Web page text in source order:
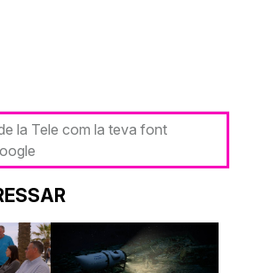
la Tele com la teva font